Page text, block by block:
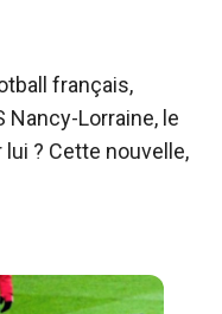
français,
Nancy-Lorraine, le
? Cette nouvelle,